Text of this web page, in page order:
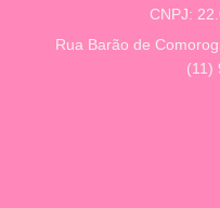
CNPJ:
Rua Barão de
(11)